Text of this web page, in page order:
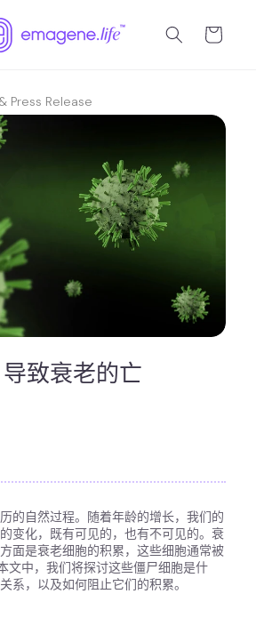
物
Press Release
致衰老的亡
的自然过程。随着年龄的增长，我们的
变化，既有可见的，也有不可见的。衰
面是衰老细胞的积累，这些细胞通常被
文中，我们将探讨这些僵尸细胞是什
系，以及如何阻止它们的积累。